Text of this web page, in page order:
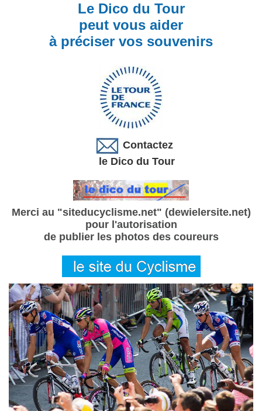
Le Dico du Tour
peut vous aider
à préciser vos souvenirs
Contactez
le Dico du Tour
Merci au "siteducyclisme.net" (dewielersite.net)
pour l'autorisation
de publier les photos des coureurs